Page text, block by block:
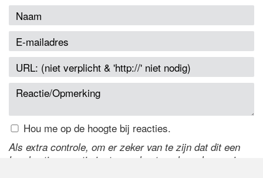
Hou me op de hoogte bij reacties.
Als extra controle, om er zeker van te zijn dat dit een
handmatige reactie is, typ onderstaande code over in